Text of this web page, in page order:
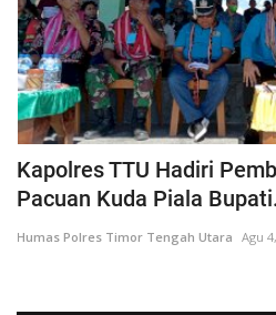
Kapolres TTU Hadiri
Pacuan Kuda Piala
Humas Polres Timor Tengah Utara Agu